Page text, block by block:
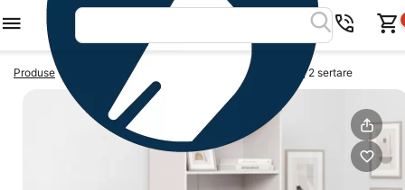
Produse Dulapuri birou Biblioraft LINEA 70, 2 rafturi, 2 sertare